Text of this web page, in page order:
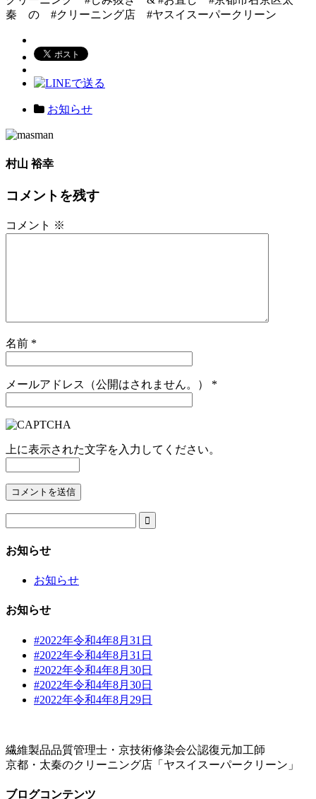
秦 の #クリーニング店 #ヤスイスーパークリーン
お知らせ
村山 裕幸
コメントを残す
コメント ※
名前 *
メールアドレス（公開はされません。） *
上に表示された文字を入力してください。

お知らせ
お知らせ
お知らせ
#2022年令和4年8月31日
#2022年令和4年8月31日
#2022年令和4年8月30日
#2022年令和4年8月30日
#2022年令和4年8月29日
繊維製品品質管理士・京技術修染会公認復元加工師
京都・太秦のクリーニング店「ヤスイスーパークリーン」
ブログコンテンツ